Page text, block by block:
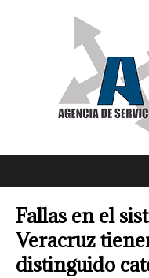
Fallas en el
Veracruz
distinguido